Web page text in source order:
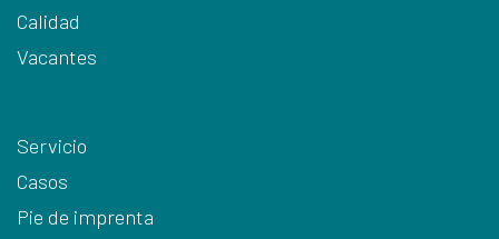
Calidad
Vacantes
Servicio
Casos
Pie de imprenta